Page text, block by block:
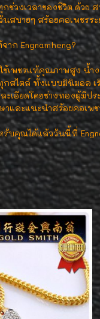
เวลาของชีวิต ด้วย สร้
สบายๆ สร้อยคอเพชร
าก Engnamheng?
เพชรแท้คุณภาพสูง น้ำ
สไตล์ ทั้งแบบมินิมอล เ
เอียดโดยช่างทองผู้มีป
าและแนะนำสร้อยคอเ
บคุณได้แล้ววันนี้ที่